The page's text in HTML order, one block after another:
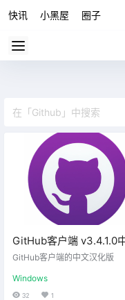
快讯 小黑屋 圈子
GitHub客户端 v3.4.1.0
汉化版
GitHub客户端的中文汉化版
Windows
32 1